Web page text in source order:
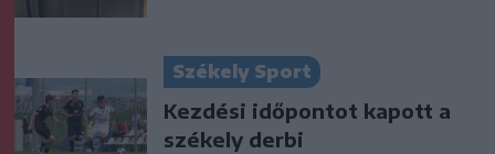
Székely Sport
Kezdési időpontot kapott a
székely derbi